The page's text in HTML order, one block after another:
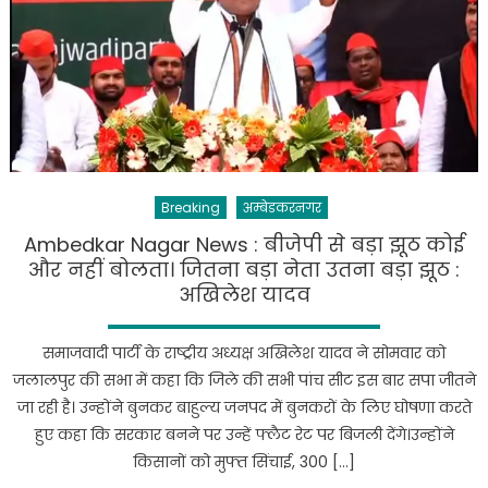
Breaking अम्बेडकरनगर
Ambedkar Nagar News : बीजेपी से बड़ा झूठ कोई
और नहीं बोलता। जितना बड़ा नेता उतना बड़ा झूठ :
अखिलेश यादव
समाजवादी पार्टी के राष्ट्रीय अध्यक्ष अखिलेश यादव ने सोमवार को
जलालपुर की सभा में कहा कि जिले की सभी पांच सीट इस बार सपा जीतने
जा रही है। उन्होंने बुनकर बाहुल्य जनपद में बुनकरों के लिए घोषणा करते
हुए कहा कि सरकार बनने पर उन्हें फ्लैट रेट पर बिजली देंगे।उन्होंने
किसानों को मुफ्त सिंचाई, 300 […]